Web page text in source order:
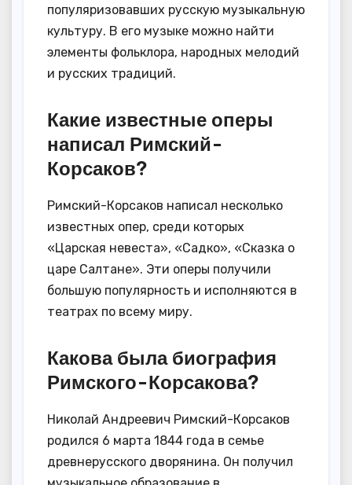
популяризовавших русскую музыкальную
культуру. В его музыке можно найти
элементы фольклора, народных мелодий
и русских традиций.
Какие известные оперы
написал Римский-
Корсаков?
Римский-Корсаков написал несколько
известных опер, среди которых
«Царская невеста», «Садко», «Сказка о
царе Салтане». Эти оперы получили
большую популярность и исполняются в
театрах по всему миру.
Какова была биография
Римского-Корсакова?
Николай Андреевич Римский-Корсаков
родился 6 марта 1844 года в семье
древнерусского дворянина. Он получил